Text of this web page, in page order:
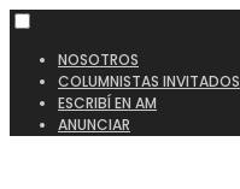
NOSOTROS
COLUMNISTAS INVITADOS
ESCRIBÍ EN AM
ANUNCIAR